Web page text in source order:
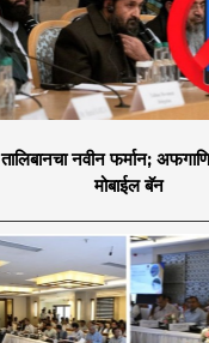
will
तालिबानचा नवीन फर्मान;
मोबाईल बॅन